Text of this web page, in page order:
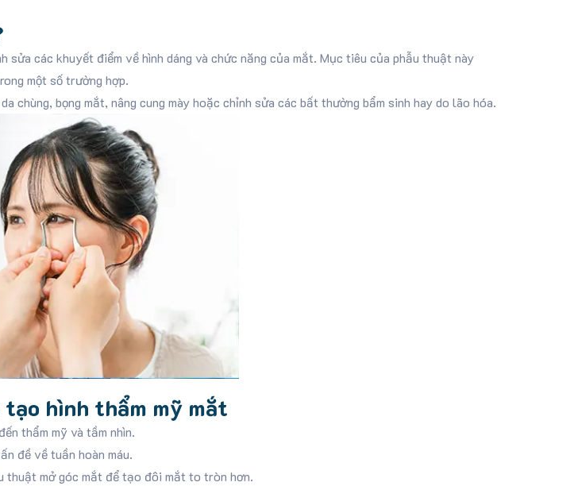
các khuyết điểm về hình dáng và chức năng của mắt. Mục tiêu của phẫu thuật này
một số trường hợp.
bọng mắt, nâng cung mày hoặc chỉnh sửa các bất thường bẩm sinh hay do lão hóa.
hình thẩm mỹ mắt
thẩm mỹ và tầm nhìn.
đề về tuần hoàn máu.
thuật mở góc mắt để tạo đôi mắt to tròn hơn.